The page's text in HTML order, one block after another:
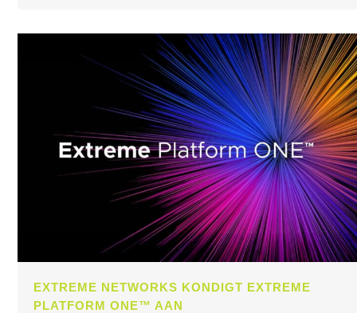
EXTREME NETWORKS KONDIGT EXTREME
PLATFORM ONE™ AAN